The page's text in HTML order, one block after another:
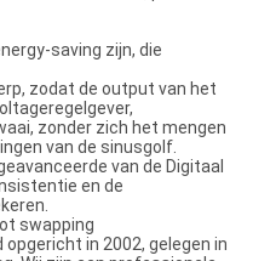
saving zijn, die
zodat de output van het
zonder zich het mengen
van de sinusgolf.
van de Digitaal
en de
swapping
in 2002, gelegen in